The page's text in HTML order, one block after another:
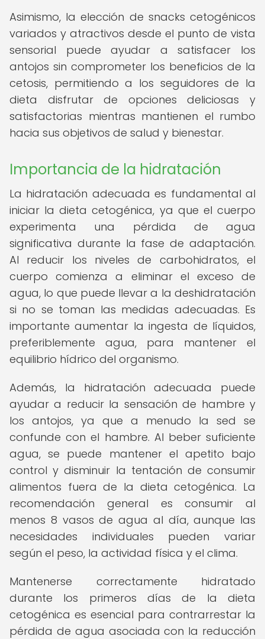
Asimismo, la elección de snacks cetogénicos
variados y atractivos desde el punto de vista
sensorial puede ayudar a satisfacer los
antojos sin comprometer los beneficios de la
cetosis, permitiendo a los seguidores de la
dieta disfrutar de opciones deliciosas y
satisfactorias mientras mantienen el rumbo
hacia sus objetivos de salud y bienestar.
Importancia de la hidratación
La hidratación adecuada es fundamental al
iniciar la dieta cetogénica, ya que el cuerpo
experimenta una pérdida de agua
significativa durante la fase de adaptación.
Al reducir los niveles de carbohidratos, el
cuerpo comienza a eliminar el exceso de
agua, lo que puede llevar a la deshidratación
si no se toman las medidas adecuadas. Es
importante aumentar la ingesta de líquidos,
preferiblemente agua, para mantener el
equilibrio hídrico del organismo.
Además, la hidratación adecuada puede
ayudar a reducir la sensación de hambre y
los antojos, ya que a menudo la sed se
confunde con el hambre. Al beber suficiente
agua, se puede mantener el apetito bajo
control y disminuir la tentación de consumir
alimentos fuera de la dieta cetogénica. La
recomendación general es consumir al
menos 8 vasos de agua al día, aunque las
necesidades individuales pueden variar
según el peso, la actividad física y el clima.
Mantenerse correctamente hidratado
durante los primeros días de la dieta
cetogénica es esencial para contrarrestar la
pérdida de agua asociada con la reducción